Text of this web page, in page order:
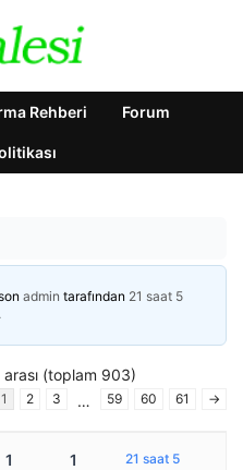
Rehberi Forum
admin tarafından 21 saat 5
(toplam 903)
1 2 3 … 59 60 61 →
1 1
21 saat 5